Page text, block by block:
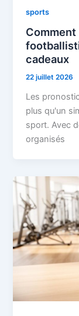
sports
cadeaux
22 juillet 2026
Les
plus qu'un
sport. Avec
organisés